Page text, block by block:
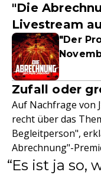
"Die
Livestream
"Der
Zufall oder
Auf Nachfrage von
recht über das
Begleitperson",
Abrechnung"-
Es ist ja so,